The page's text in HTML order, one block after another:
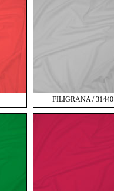
FILIGRANA / 31440